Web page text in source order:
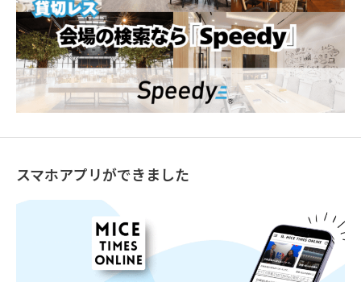
スマホアプリができました